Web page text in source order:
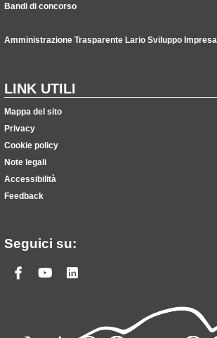
Bandi di concorso
Amministrazione Trasparente Lario Sviluppo Impresa
LINK UTILI
Mappa del sito
Privacy
Cookie policy
Note legali
Accessibilità
Feedback
Seguici su:
Facebook
Youtube